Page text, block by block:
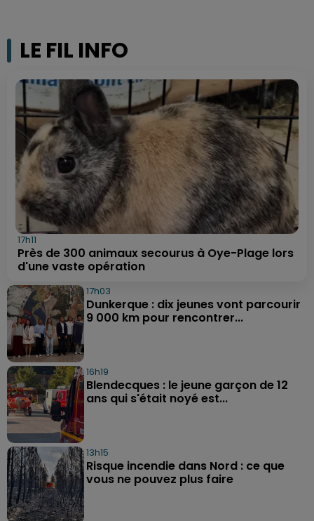
LE FIL INFO
17h11
Près de 300 animaux secourus à Oye-Plage lors
d'une vaste opération
17h03
Dunkerque : dix jeunes vont parcourir
9 000 km pour rencontrer...
16h19
Blendecques : le jeune garçon de 12
ans qui s'était noyé est...
13h15
Risque incendie dans Nord : ce que
vous ne pouvez plus faire